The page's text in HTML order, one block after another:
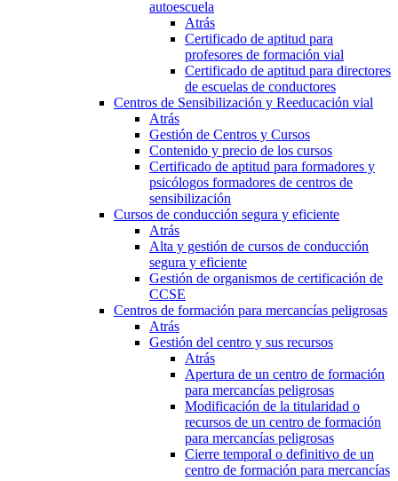
autoescuela
Atrás
Certificado de aptitud para
profesores de formación vial
Certificado de aptitud para directores
de escuelas de conductores
Centros de Sensibilización y Reeducación vial
Atrás
Gestión de Centros y Cursos
Contenido y precio de los cursos
Certificado de aptitud para formadores y
psicólogos formadores de centros de
sensibilización
Cursos de conducción segura y eficiente
Atrás
Alta y gestión de cursos de conducción
segura y eficiente
Gestión de organismos de certificación de
CCSE
Centros de formación para mercancías peligrosas
Atrás
Gestión del centro y sus recursos
Atrás
Apertura de un centro de formación
para mercancías peligrosas
Modificación de la titularidad o
recursos de un centro de formación
para mercancías peligrosas
Cierre temporal o definitivo de un
centro de formación para mercancías